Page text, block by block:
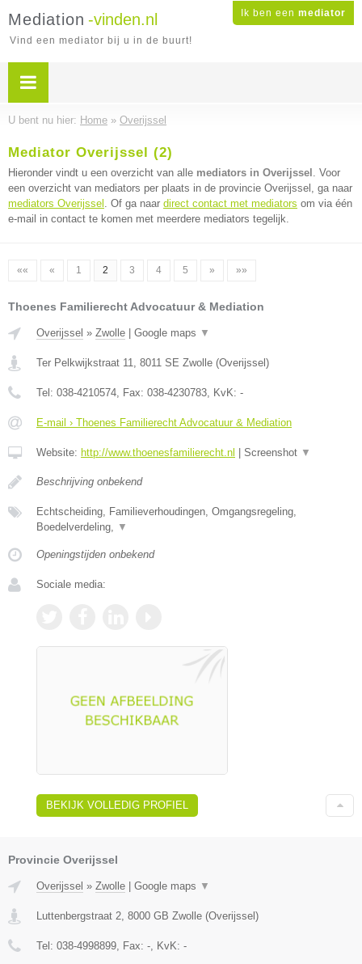
Ik ben een mediator
Mediation -vinden.nl
Vind een mediator bij u in de buurt!
U bent nu hier: Home » Overijssel
Mediator Overijssel (2)
Hieronder vindt u een overzicht van alle mediators in Overijssel . Voor
een overzicht van mediators per plaats in de provincie Overijssel, ga naar
mediators Overijssel . Of ga naar direct contact met mediators om via één
e-mail in contact te komen met meerdere mediators tegelijk.
«« « 1 2 3 4 5 » »»
Thoenes Familierecht Advocatuur & Mediation
Overijssel » Zwolle Google maps ▼
Ter Pelkwijkstraat 11, 8011 SE Zwolle (Overijssel )
Tel: 038-4210574, Fax: 038-4230783, KvK: -
E-mail › Thoenes Familierecht Advocatuur & Mediation
Website: http://www.thoenesfamilierecht.nl Screenshot ▼
Beschrijving onbekend
Echtscheiding, Familieverhoudingen, Omgangsregeling,
Boedelverdeling, ▼
Openingstijden onbekend
Sociale media:
BEKIJK VOLLEDIG PROFIEL
Provincie Overijssel
Overijssel » Zwolle | Google maps ▼
Luttenbergstraat 2 8000 GB Zwolle (Overijssel)
Tel: 038-4998899 , Fax: - , KvK: -